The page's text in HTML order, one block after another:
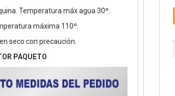
Temperatura máx agua 30º.
máxima 110º.
seco con precaución.
PAQUETO